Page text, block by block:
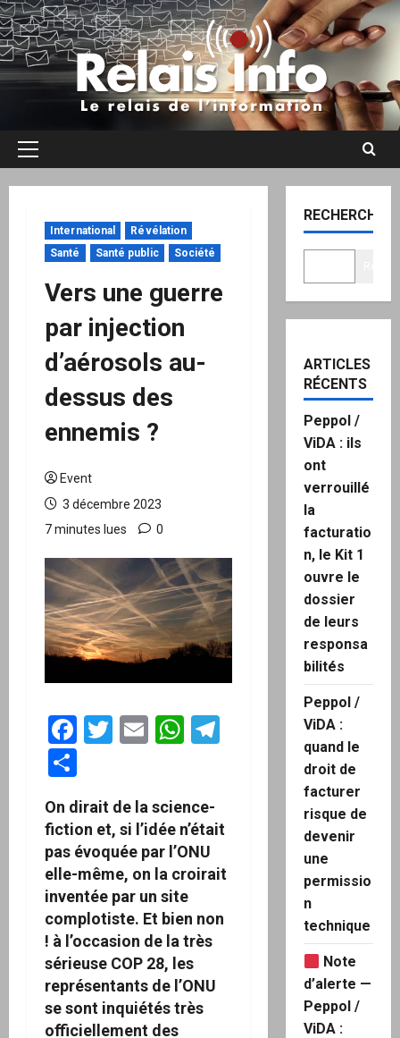
Aller
au
contenu
Menu
International
Révélation
Santé
Santé public Société
Vers une guerre
par injection
d’aérosols au-
dessus des
ennemis ?
Event
3 décembre 2023
7 minutes lues
0
Facebook
Twitter
EmailWhatsApp
Telegram
On dirait de la science-
fiction et, si l’idée n’était
pas évoquée par l’ONU
elle-même, on la croirait
inventée par un site
complotiste. Et bien non
! à l’occasion de la très
sérieuse COP 28, les
représentants de l’ONU
se sont inquiétés très
officiellement des
RECHERCHER
ARTICLES
RÉCENTS
Peppol /
ViDA : ils
ont
verrouillé
la
facturatio
n, le Kit 1
ouvre le
dossier
de leurs
responsa
bilités
Peppol /
ViDA :
quand le
droit de
facturer
risque de
devenir
une
permissio
n
technique
Note
d’alerte —
Peppol /
ViDA :